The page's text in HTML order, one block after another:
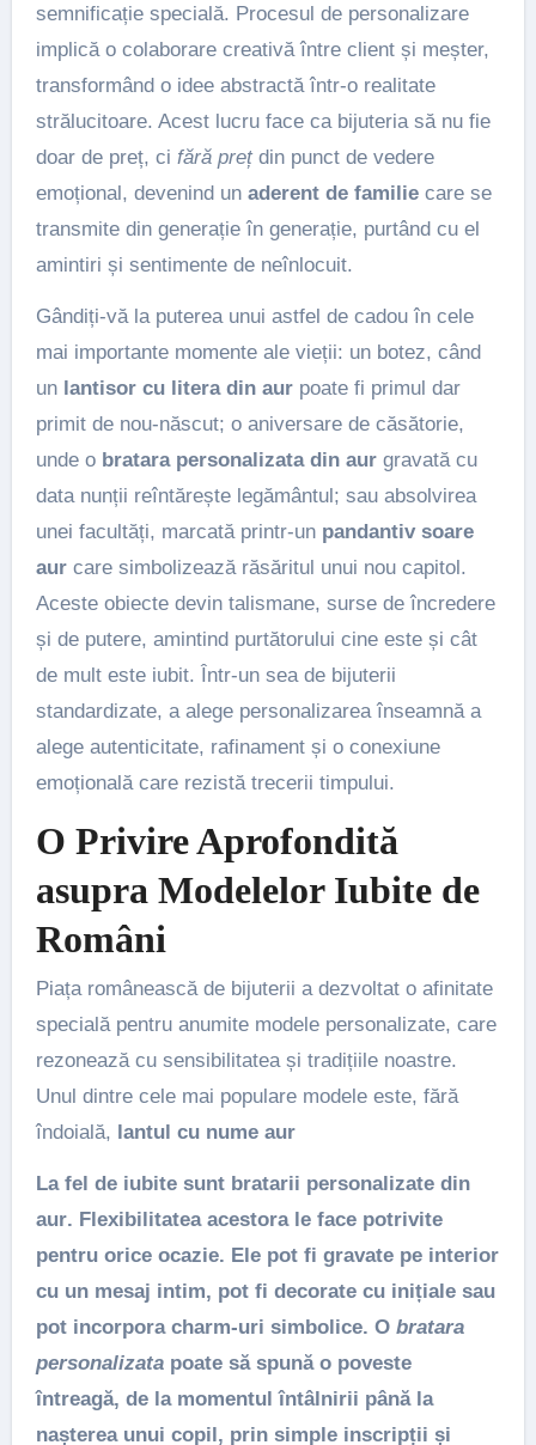
semnificație specială. Procesul de personalizare
implică o colaborare creativă între client și meșter,
transformând o idee abstractă într-o realitate
strălucitoare. Acest lucru face ca bijuteria să nu fie
doar de preț, ci fără prețdin punct de vedere
emoțional, devenind un aderent de familiecare se
transmite din generație în generație, purtând cu el
amintiri și sentimente de neînlocuit.
Gândiți-vă la puterea unui astfel de cadou în cele
mai importante momente ale vieții: un botez, când
un lantisor cu litera din aurpoate fi primul dar
primit de nou-născut; o aniversare de căsătorie,
unde o bratara personalizata din aurgravată cu
data nunții reîntărește legământul; sau absolvirea
unei facultăți, marcată printr-un pandantiv soare
aurcare simbolizează răsăritul unui nou capitol.
Aceste obiecte devin talismane, surse de încredere
și de putere, amintind purtătorului cine este și cât
de mult este iubit. Într-un sea de bijuterii
standardizate, a alege personalizarea înseamnă a
alege autenticitate, rafinament și o conexiune
emoțională care rezistă trecerii timpului.
O Privire Aprofondită
asupra Modelelor Iubite de
Români
Piața românească de bijuterii a dezvoltat o afinitate
specială pentru anumite modele personalizate, care
rezonează cu sensibilitatea și tradițiile noastre.
Unul dintre cele mai populare modele este, fără
îndoială, lantul cu nume aur
La fel de iubite sunt bratarii personalizate din
aur. Flexibilitatea acestora le face potrivite
pentru orice ocazie. Ele pot fi gravate pe interior
cu un mesaj intim, pot fi decorate cu inițiale sau
pot incorpora charm-uri simbolice. O bratara
personalizatapoate să spună o poveste
întreagă, de la momentul întâlnirii până la
nașterea unui copil, prin simple inscripții și